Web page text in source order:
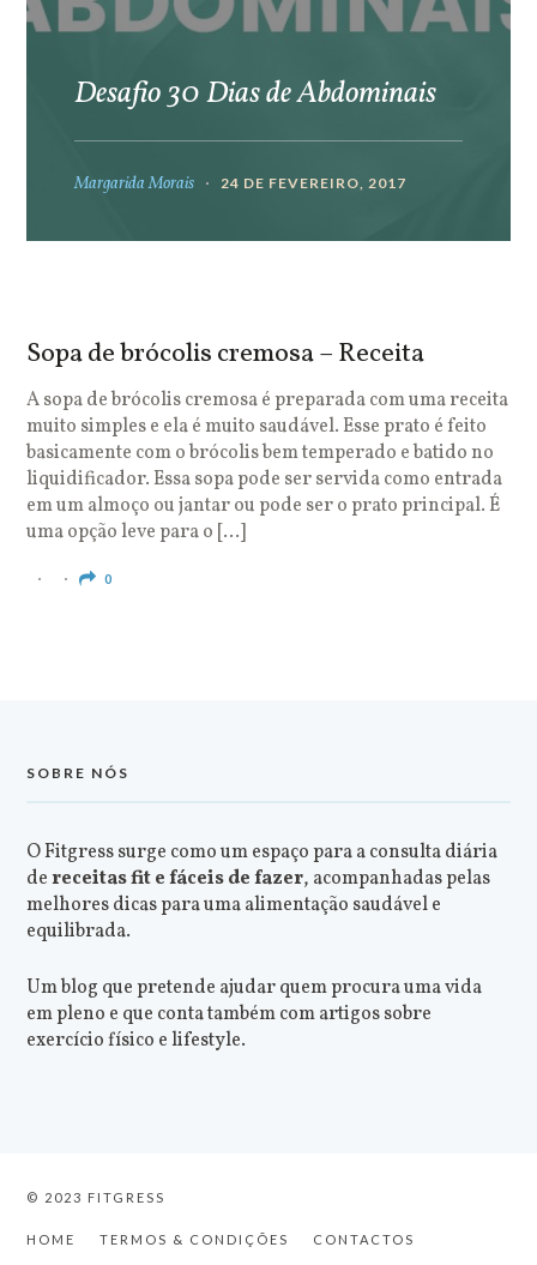
Desafio 30 Dias de Abdominais
Margarida Morais 24 DE FEVEREIRO, 2017
Sopa de brócolis cremosa – Receita
A sopa de brócolis cremosa é preparada com uma receita
muito simples e ela é muito saudável. Esse prato é feito
basicamente com o brócolis bem temperado e batido no
liquidificador. Essa sopa pode ser servida como entrada
em um almoço ou jantar ou pode ser o prato principal. É
uma opção leve para o […]
0
SOBRE NÓS
O Fitgress surge como um espaço para a consulta diária
dereceitas fit e fáceis de fazer, acompanhadas pelas
melhores dicas para uma alimentação saudável e
equilibrada.
Um blog que pretende ajudar quem procura uma vida
em pleno e que conta também com artigos sobre
exercício físico e lifestyle.
© 2023 FITGRESS
HOME TERMOS & CONDIÇÕES CONTACTOS